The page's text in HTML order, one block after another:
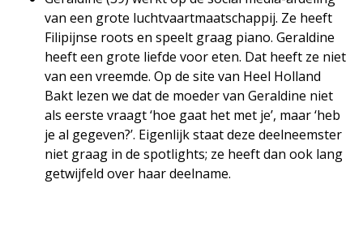
van een grote luchtvaartmaatschappij. Ze heeft
Filipijnse roots en speelt graag piano. Geraldine
heeft een grote liefde voor eten. Dat heeft ze niet
van een vreemde. Op de site van Heel Holland
Bakt lezen we dat de moeder van Geraldine niet
als eerste vraagt ‘hoe gaat het met je’, maar ‘heb
je al gegeven?’. Eigenlijk staat deze deelneemster
niet graag in de spotlights; ze heeft dan ook lang
getwijfeld over haar deelname.